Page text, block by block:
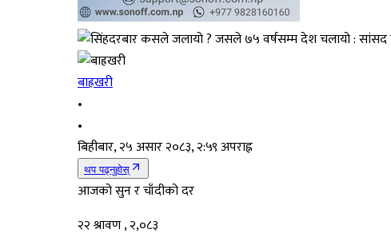
बाह्रखरी
•
•
बिहीबार, २५ असार २०८३, २:५९ अपराह्न
थप पढ्नुहोस्
आजको सुन र चाँदीको दर
२२ श्रावण , २,०८३